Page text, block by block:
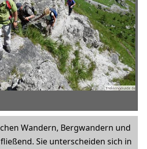
Wandern, Bergwandern und
Sie unterscheiden sich in